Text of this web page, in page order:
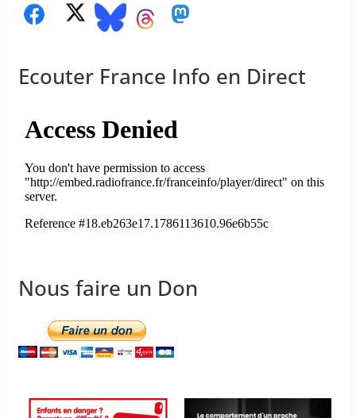
Ecouter France Info en Direct
Nous faire un Don